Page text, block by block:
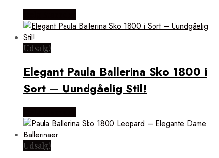
Udsalg!
Elegant Paula Ballerina Sko 1800 i
Sort – Uundgåelig Stil!
Udsalg!